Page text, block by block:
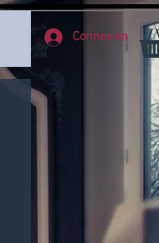
Connexion